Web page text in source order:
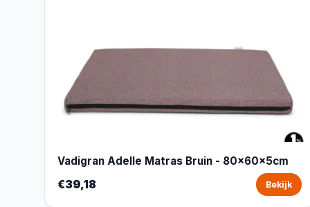
Vadigran Adelle Matras Bruin - 80x60x5cm
€39,18 Bekijk